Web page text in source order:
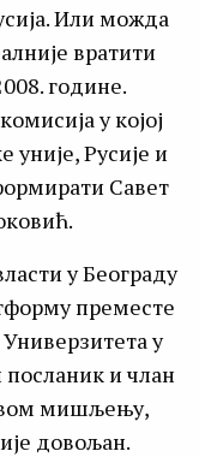
Или можда
вратити
године.
у којој
уније, Русије и
Савет
у Београду
преместе
у
и члан
мишљењу,
довољан.